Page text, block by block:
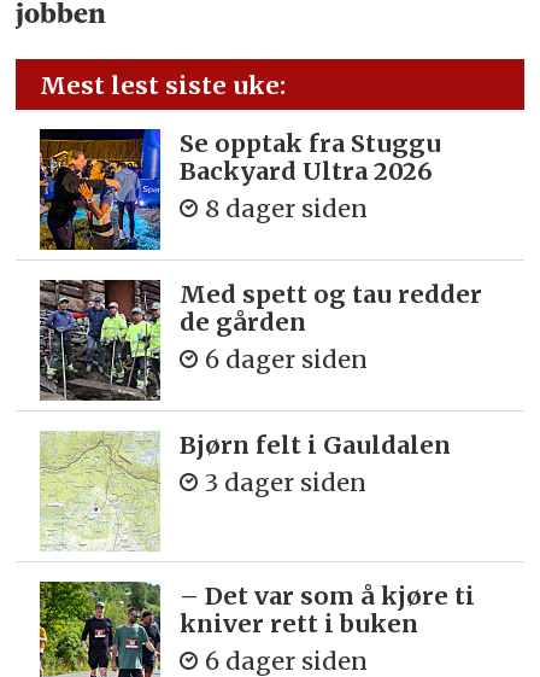
jobben
Mest lest siste uke:
Se opptak fra Stuggu
Backyard Ultra 2026
8 dager siden
Med spett og tau redder
de gården
6 dager siden
Bjørn felt i Gauldalen
3 dager siden
– Det var som å kjøre ti
kniver rett i buken
6 dager siden